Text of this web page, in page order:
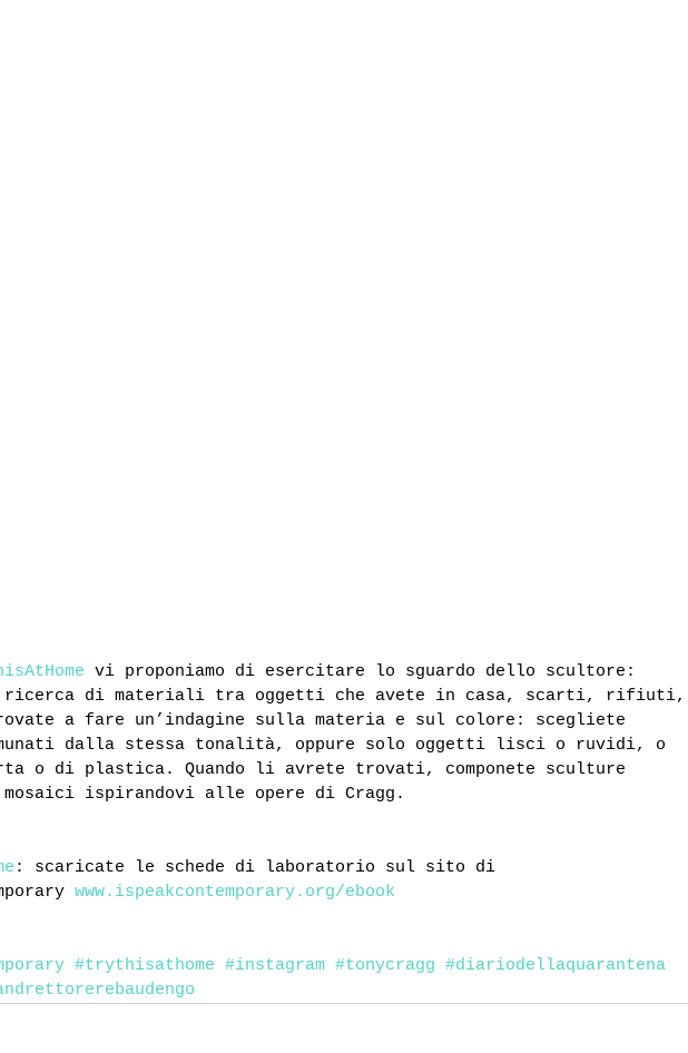
vi proponiamo di esercitare lo sguardo dello scultore:
ricerca di materiali tra oggetti che avete in casa, scarti, rifiuti,
a fare un’indagine sulla materia e sul colore: scegliete
dalla stessa tonalità, oppure solo oggetti lisci o ruvidi, o
o di plastica. Quando li avrete trovati, componete sculture
mosaici ispirandovi alle opere di Cragg.
: scaricate le schede di laboratorio sul sito di
www.ispeakcontemporary.org/ebook
#trythisathome #instagram #tonycragg #diariodellaquarantena